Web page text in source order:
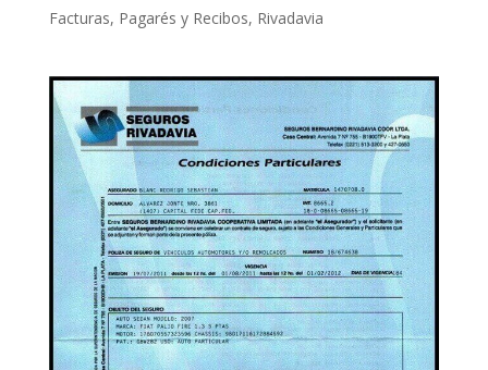
Facturas, Pagarés y Recibos, Rivadavia